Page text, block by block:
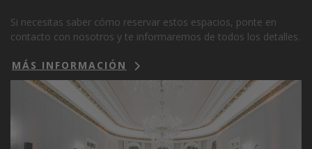
Si necesitas saber cómo reservar estos espacios, ponte en
contacto con nosotros y te informaremos de todos los detalles.
MÁS INFORMACIÓN